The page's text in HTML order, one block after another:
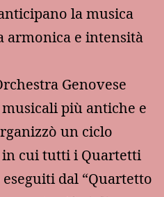
la musica
armonica e intensità
Genovese
più antiche e
un ciclo
cui tutti i Quartetti
dal “Quartetto